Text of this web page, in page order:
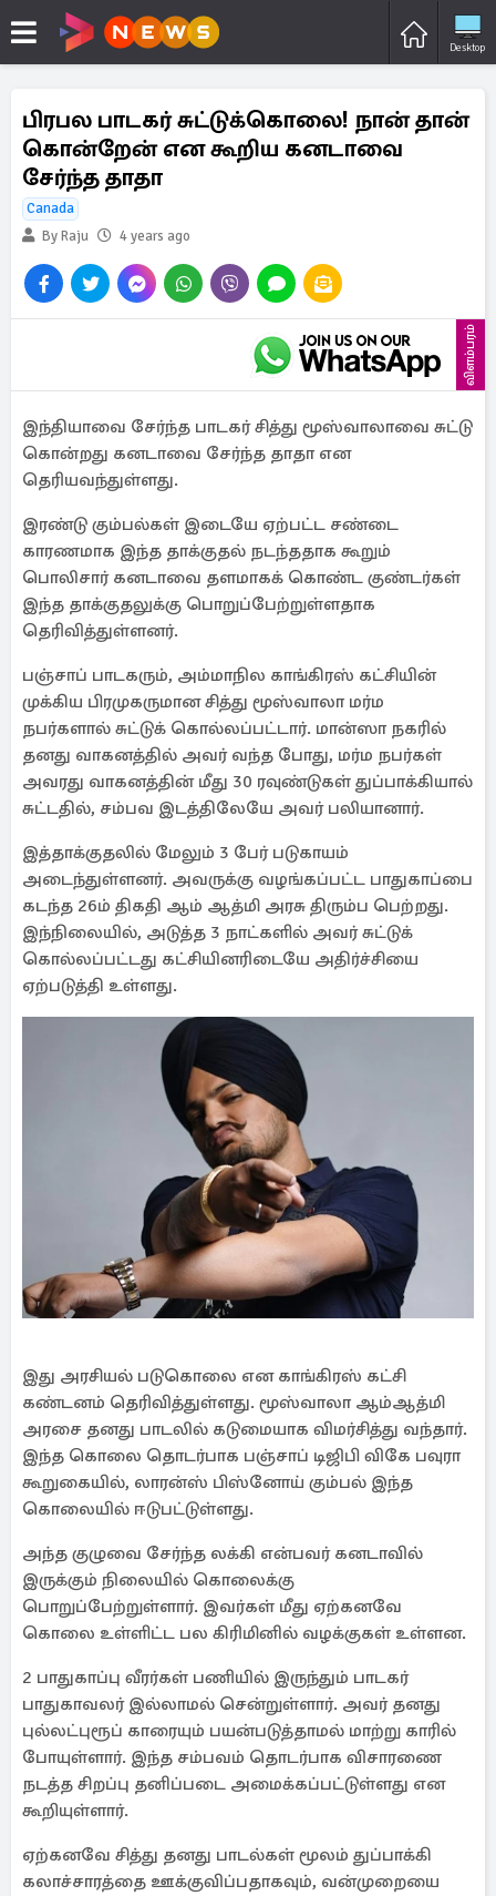
Desktop
பிரபல பாடகர் சுட்டுக்கொலை! நான் தான்
கொன்றேன் என கூறிய கனடாவை
சேர்ந்த தாதா
Canada
By Raju
4 years ago
விளம்பரம்
இந்தியாவை சேர்ந்த பாடகர் சித்து மூஸ்வாலாவை சுட்டு
கொன்றது கனடாவை சேர்ந்த தாதா என
தெரியவந்துள்ளது.
இரண்டு கும்பல்கள் இடையே ஏற்பட்ட சண்டை
காரணமாக இந்த தாக்குதல் நடந்ததாக கூறும்
பொலிசார் கனடாவை தளமாகக் கொண்ட குண்டர்கள்
இந்த தாக்குதலுக்கு பொறுப்பேற்றுள்ளதாக
தெரிவித்துள்ளனர்.
பஞ்சாப் பாடகரும், அம்மாநில காங்கிரஸ் கட்சியின்
முக்கிய பிரமுகருமான சித்து மூஸ்வாலா மர்ம
நபர்களால் சுட்டுக் கொல்லப்பட்டார். மான்ஸா நகரில்
தனது வாகனத்தில் அவர் வந்த போது, மர்ம நபர்கள்
அவரது வாகனத்தின் மீது 30 ரவுண்டுகள் துப்பாக்கியால்
சுட்டதில், சம்பவ இடத்திலேயே அவர் பலியானார்.
இத்தாக்குதலில் மேலும் 3 பேர் படுகாயம்
அடைந்துள்ளனர். அவருக்கு வழங்கப்பட்ட பாதுகாப்பை
கடந்த 26ம் திகதி ஆம் ஆத்மி அரசு திரும்ப பெற்றது.
இந்நிலையில், அடுத்த 3 நாட்களில் அவர் சுட்டுக்
கொல்லப்பட்டது கட்சியினரிடையே அதிர்ச்சியை
ஏற்படுத்தி உள்ளது.
இது அரசியல் படுகொலை என காங்கிரஸ் கட்சி
கண்டனம் தெரிவித்துள்ளது. மூஸ்வாலா ஆம்ஆத்மி
அரசை தனது பாடலில் கடுமையாக விமர்சித்து வந்தார்.
இந்த கொலை தொடர்பாக பஞ்சாப் டிஜிபி விகே பவுரா
கூறுகையில், லாரன்ஸ் பிஸ்னோய் கும்பல் இந்த
கொலையில் ஈடுபட்டுள்ளது.
அந்த குழுவை சேர்ந்த லக்கி என்பவர் கனடாவில்
இருக்கும் நிலையில் கொலைக்கு
பொறுப்பேற்றுள்ளார். இவர்கள் மீது ஏற்கனவே
கொலை உள்ளிட்ட பல கிரிமினில் வழக்குகள் உள்ளன.
2 பாதுகாப்பு வீரர்கள் பணியில் இருந்தும் பாடகர்
பாதுகாவலர் இல்லாமல் சென்றுள்ளார். அவர் தனது
புல்லட்புரூப் காரையும் பயன்படுத்தாமல் மாற்று காரில்
போயுள்ளார். இந்த சம்பவம் தொடர்பாக விசாரணை
நடத்த சிறப்பு தனிப்படை அமைக்கப்பட்டுள்ளது என
கூறியுள்ளார்.
ஏற்கனவே சித்து தனது பாடல்கள் மூலம் துப்பாக்கி
கலாச்சாரத்தை ஊக்குவிப்பதாகவும், வன்முறையை